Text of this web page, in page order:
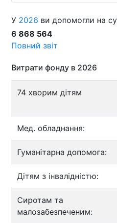
У 2026 ви допомогли на
6 868 564
Повний звіт
Витрати фонду в 2026
74 хворим дітям
Мед. обладнання:
Гуманітарна допомога:
Дітям з інвалідністю:
Сиротам та
малозабезпеченим: